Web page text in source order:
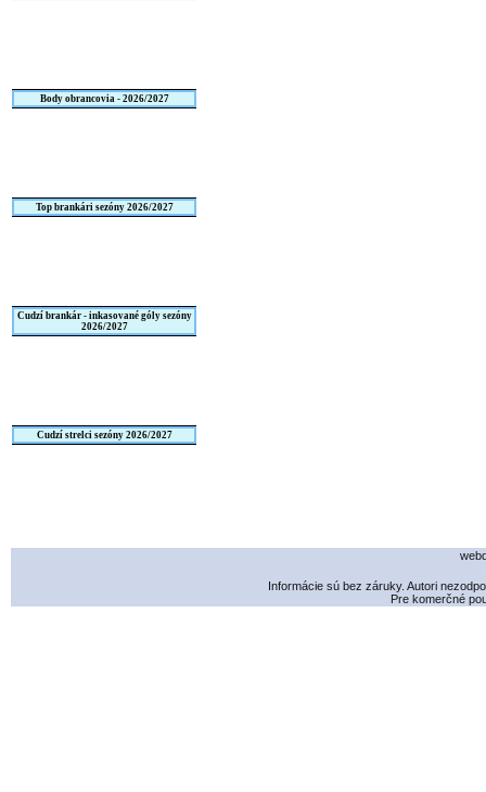
Body obrancovia - 2026/2027
Top brankári sezóny 2026/2027
Cudzí brankár - inkasované góly sezóny
2026/2027
Cudzí strelci sezóny 2026/2027
Informácie sú bez záruky. Autori
Pre komerčné